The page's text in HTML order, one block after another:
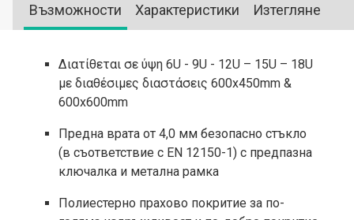
Възможности Характеристики Изтегляне
Διατίθεται σε ύψη 6U - 9U - 12U – 15U – 18U
με διαθέσιμες διαστάσεις 600x450mm &
600x600mm
Предна врата от 4,0 мм безопасно стъкло
(в съответствие с EN 12150-1) с предпазна
ключалка и метална рамка
Полиестерно прахово покритие за по-